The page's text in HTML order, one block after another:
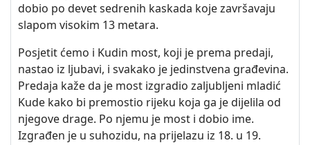
dobio po devet sedrenih kaskada koje završavaju
slapom visokim 13 metara.
Posjetit ćemo i Kudin most, koji je prema predaji,
nastao iz ljubavi, i svakako je jedinstvena građevina.
Predaja kaže da je most izgradio zaljubljeni mladić
Kude kako bi premostio rijeku koja ga je dijelila od
njegove drage. Po njemu je most i dobio ime.
Izgrađen je u suhozidu, na prijelazu iz 18. u 19.